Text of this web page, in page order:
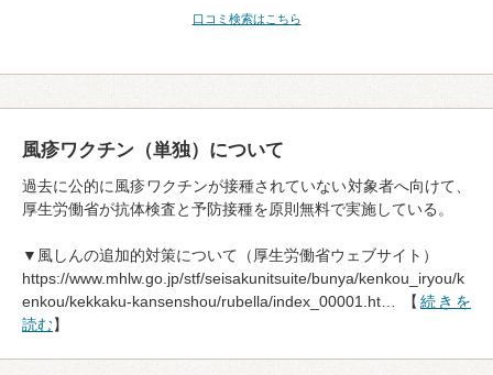
口コミ検索はこちら
風疹ワクチン（単独）について
過去に公的に風疹ワクチンが接種されていない対象者へ向けて、
厚生労働省が抗体検査と予防接種を原則無料で実施している。
▼風しんの追加的対策について（厚生労働省ウェブサイト）
https://www.mhlw.go.jp/stf/seisakunitsuite/bunya/kenkou_iryou/k
enkou/kekkaku-kansenshou/rubella/index_00001.ht… 【 続きを
読む】